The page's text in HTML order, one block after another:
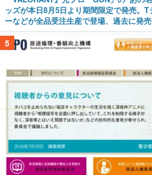
ッズが本日8月5日より期間限定で発売。
ーなどが全品受注生産で登場、過去に発
5